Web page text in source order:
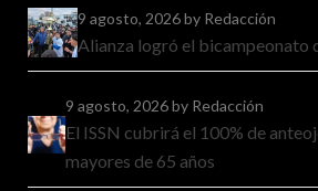
9 agosto, 2026by Redacción
Alianza logró el bicampeonato
9 agosto, 2026by Redacción
El ISSN cubrirá el 100% de
mayores de 65 años